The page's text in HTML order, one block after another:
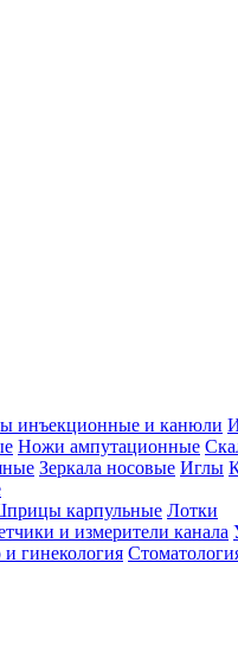
инъекционные и канюли
Ножи ампутационные
Зеркала носовые Иглы
карпульные Лотки
и измерители канала
гинекология